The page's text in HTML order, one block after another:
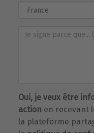
Oui, je veux être
action en recevant
la plateforme